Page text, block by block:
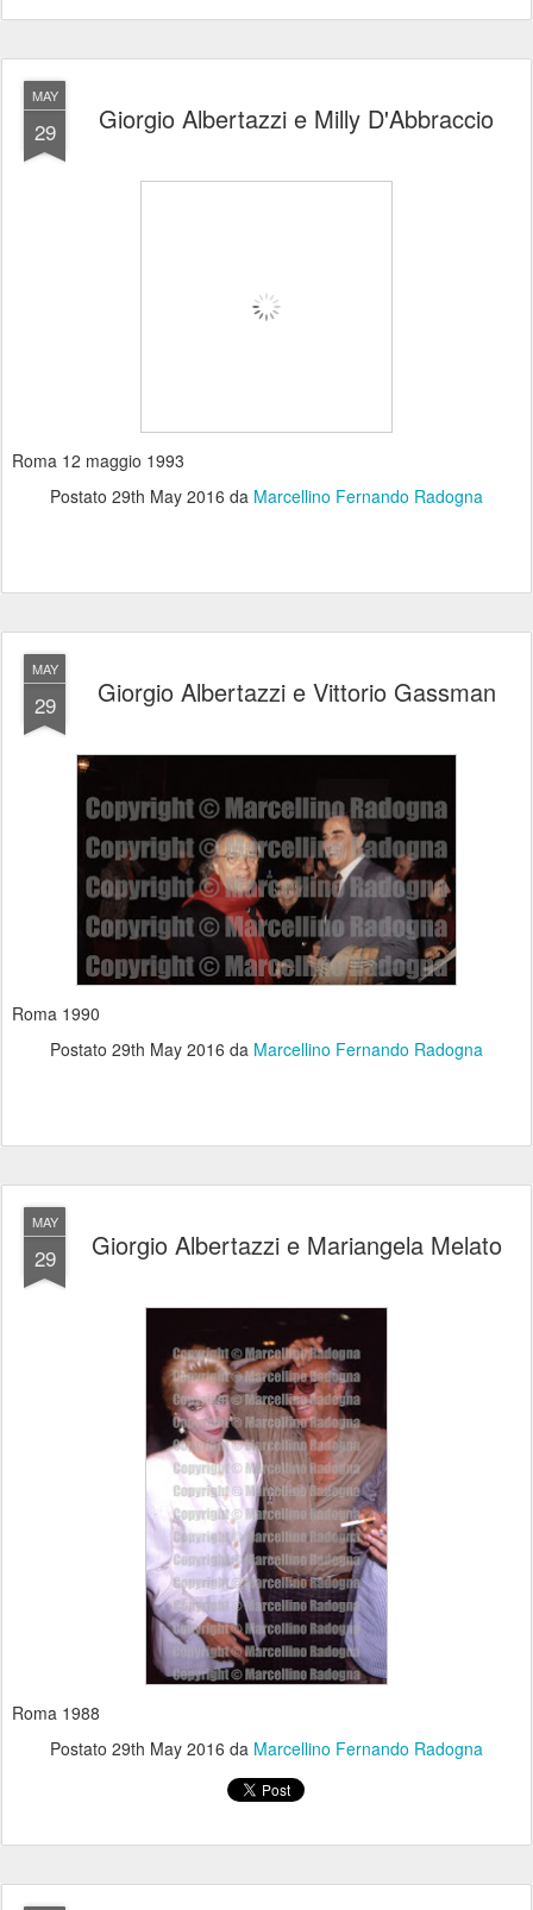
MAY
29 Giorgio Albertazzi e Milly D'Abbraccio
Roma 12 maggio 1993
Postato 29th May 2016 da Marcellino Fernando Radogna
MAY
29 Giorgio Albertazzi e Vittorio Gassman
Roma 1990
Postato 29th May 2016 da Marcellino Fernando Radogna
MAY
29 Giorgio Albertazzi e Mariangela Melato
Roma 1988
Postato 29th May 2016 da Marcellino Fernando Radogna